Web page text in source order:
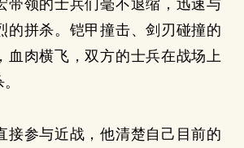
带领的士兵们毫不退缩，迅速与
的拼杀。铠甲撞击、剑刃碰撞的
血肉横飞，双方的士兵在战场上
参与近战，他清楚自己目前的